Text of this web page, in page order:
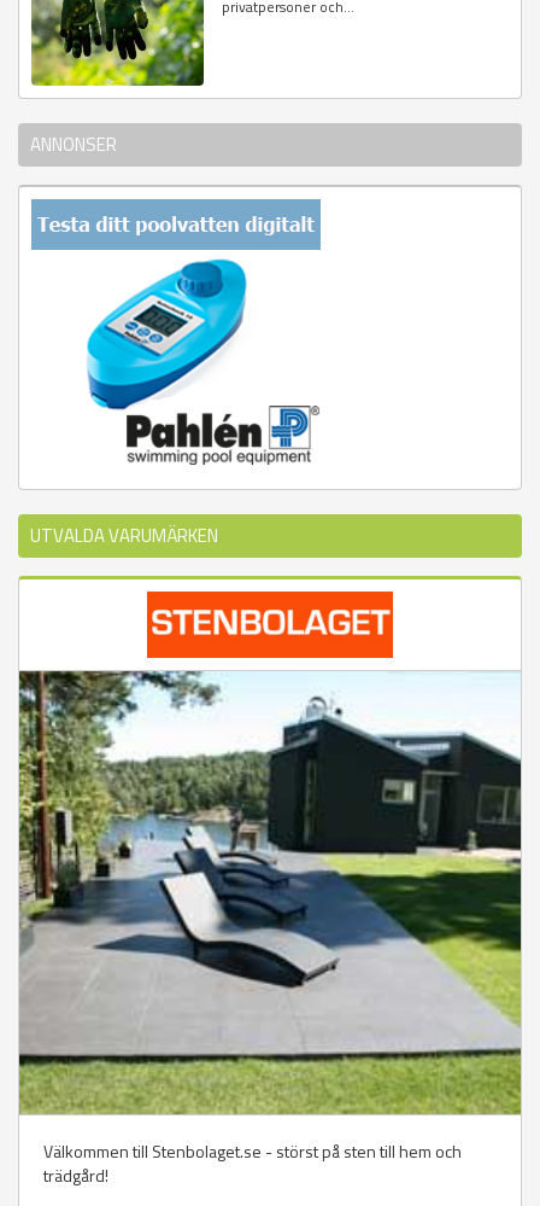
privatpersoner och...
ANNONSER
UTVALDA VARUMÄRKEN
Välkommen till Stenbolaget.se - störst på sten till hem och
trädgård!